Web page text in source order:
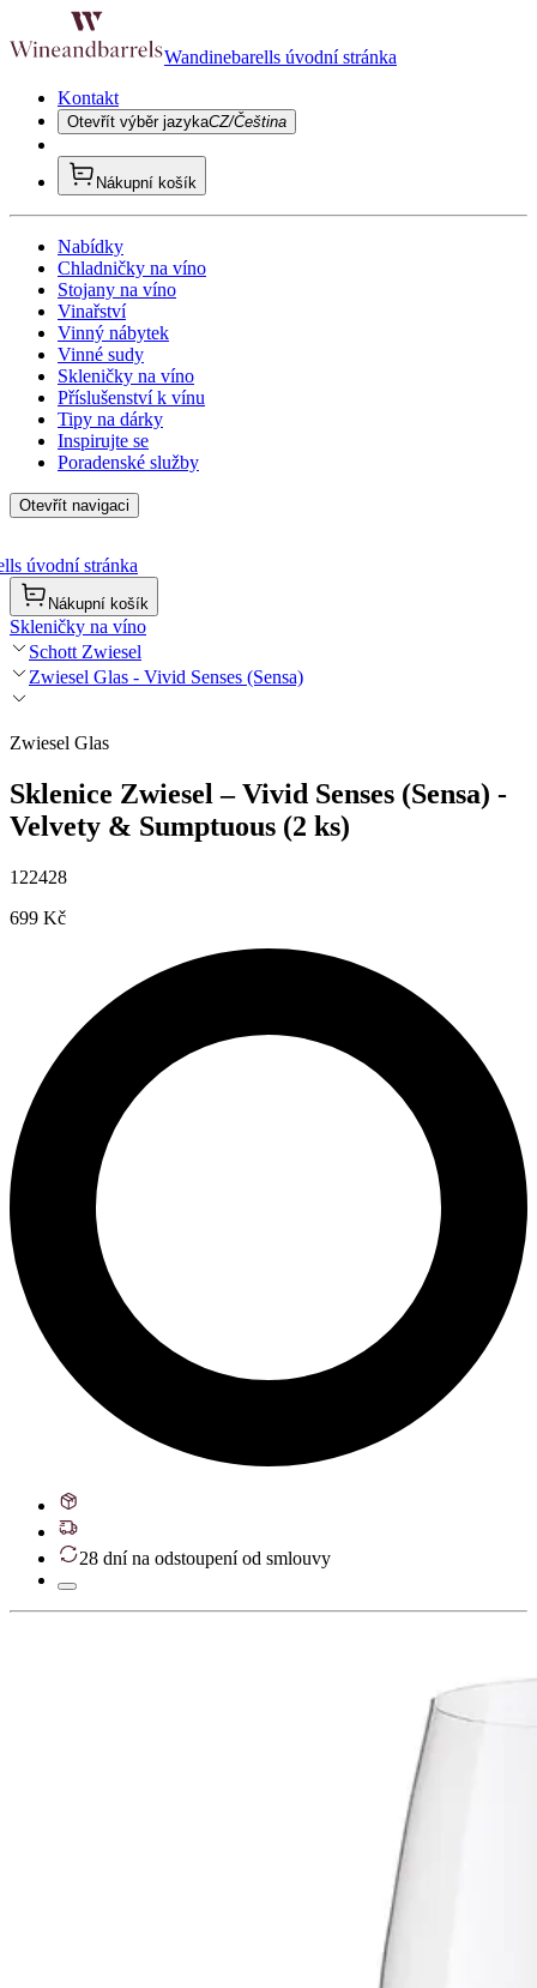
Wandinebarells úvodní stránka
Kontakt
Otevřít výběr jazykaCZ/Čeština
Nákupní košík
Nabídky
Chladničky na víno
Stojany na víno
Vinařství
Vinný nábytek
Vinné sudy
Skleničky na víno
Příslušenství k vínu
Tipy na dárky
Inspirujte se
Poradenské služby
Otevřít navigaci
úvodní stránka
Nákupní košík
Skleničky na víno
Schott Zwiesel
Zwiesel Glas - Vivid Senses (Sensa)
Zwiesel Glas
Sklenice Zwiesel – Vivid Senses (Sensa) -
Velvety & Sumptuous (2 ks)
122428
699 Kč
28 dní na odstoupení od smlouvy